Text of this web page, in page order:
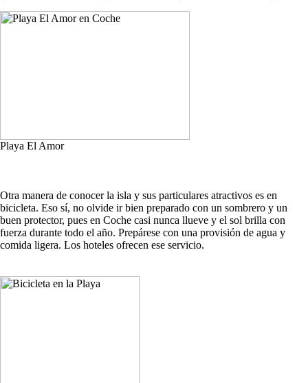
Playa El Amor
Otra manera de conocer la isla y sus particulares atractivos es en
bicicleta. Eso sí, no olvide ir bien preparado con un sombrero y un
buen protector, pues en Coche casi nunca llueve y el sol brilla con
fuerza durante todo el año. Prepárese con una provisión de agua y
comida ligera. Los hoteles ofrecen ese servicio.